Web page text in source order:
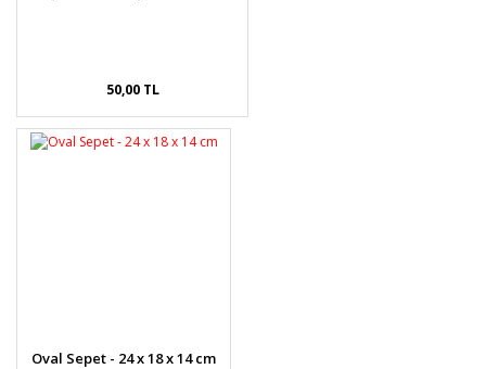
50,00 TL
Oval Sepet - 24 x 18 x 14 cm